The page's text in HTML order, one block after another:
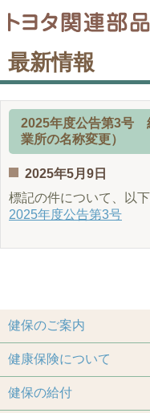
最新情報
2025年度公告第3号
業所の名称変更）
2025年5月9日
標記の件について、以
2025年度公告第3号
健保のご案内
健康保険について
健保の給付